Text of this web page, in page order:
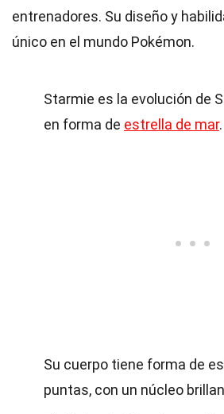
entrenadores. Su diseño y
único en el mundo Pokémon.
Starmie es la evolución de
en forma de estrella de mar.
Su cuerpo tiene forma de
puntas, con un núcleo